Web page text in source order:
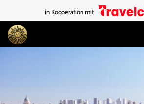
in Kooperation mit